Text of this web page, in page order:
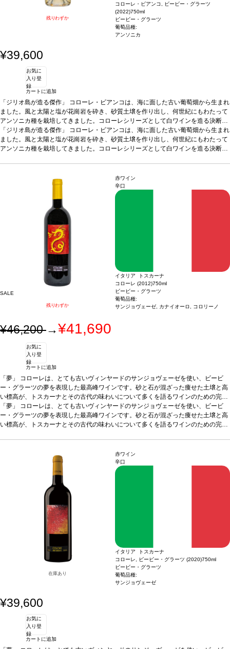
残りわずか
コローレ・ビアンコ, ビービー・グラーツ
(2022)750ml
ビービー・グラーツ
葡萄品種:
アンソニカ
¥39,600
お気に
入り登
録
カートに追加
「ジリオ島が造る傑作」
コローレ・ビアンコは、海に面した古い葡萄畑から生まれ
ました。風と太陽と塩が花崗岩を砕き、砂質土壌を作り出し、何世紀にもわたって
アンソニカ種を栽培してきました。コローレシリーズとして白ワインを造る決断
は、「コローレ（＝色）」という名前にふさわしい、ユニークで高品質なアンソニ
カ種が手に入れられると確信できたからです。テイスティングノートジリオ島を
真に表現する一本。100周年を迎えたピエトラボーナの畑から、今年は非常に深み
ージは、驚くほどのストラクチャーを持ち、塩味とフレッシュさが組み合わさって
いることから、別次元へと高められた白を表現しています。byビービー・グラーツ
100% アンソニカ
*本ヴィンテージが在庫切れの場合、在庫があり価格が
同様の場合は自動的に次のヴィンテージに変更されます、ご了承ください。
「ジリオ島が造る傑作」
コローレ・ビアンコは、海に面した古い葡萄畑から生まれ
ました。風と太陽と塩が花崗岩を砕き、砂質土壌を作り出し、何世紀にもわたって
アンソニカ種を栽培してきました。コローレシリーズとして白ワインを造る決断
真に表現する一本。100周年を迎えたピエトラボーナの畑から、今年は非常に深み
のある複雑なアンソニカ種が生み出されました。桃、タイム、花が勢いよく充満す
るノーズを示し、砂糖漬けレモンピールのニュアンスが続きます。2022年ヴィンテ
ージは、驚くほどのストラクチャーを持ち、塩味とフレッシュさが組み合わさって
いることから、別次元へと高められた白を表現しています。byビービー・グラーツ
100% アンソニカ
同様の場合は自動的に次のヴィンテージに変更されます、ご了承ください。
SALE
残りわずか
赤ワイン
辛口
イタリア トスカーナ
コローレ (2012)750ml
ビービー・グラーツ
葡萄品種:
サンジョヴェーゼ, カナイオーロ, コロリーノ
¥46,200→¥41,690
お気に
入り登
録
カートに追加
「夢」
コローレは、とても古いヴィンヤードのサンジョヴェーゼを使い、ビービ
ー・グラーツの夢を表現した最高峰ワインです。砂と石が混ざった痩せた土壌と高
い標高が、トスカーナとその古代の味わいについて多くを語るワインのための完璧
なテロワールを作り出しています。全生産量のうち、最良の数樽のみがコローレと
なるのです。テイスティングノートこのヴィンテージのサンジョヴェーゼは、フ
レッシュで軽やか、素晴らしいエレガンスを表現し、しっかりとしたボディとスト
く。2012年はその型破りさで記憶に残るヴィンテージとなったが、素晴らしい結果
で私を驚かせた。byビービー・グラーツ
葡萄品種
カナイオーロ、33％ コロリーノ
EUリーフ
合、在庫があり価格が同様の場合は自動的に次のヴィンテージに変更されます、ご
「夢」
コローレは、とても古いヴィンヤードのサンジョヴェーゼを使い、ビービ
ー・グラーツの夢を表現した最高峰ワインです。砂と石が混ざった痩せた土壌と高
い標高が、トスカーナとその古代の味わいについて多くを語るワインのための完璧
レッシュで軽やか、素晴らしいエレガンスを表現し、しっかりとしたボディとスト
ラクチャーを持つ。滑らかで優美なタンニンに、バランスの取れた、たっぷりとし
た酸味を感じる。豊かなブーケを示し、熟した赤果実に、タバコと濃い果実味が続
く。2012年はその型破りさで記憶に残るヴィンテージとなったが、素晴らしい結果
で私を驚かせた。byビービー・グラーツ
カナイオーロ、33％ コロリーノ
合、在庫があり価格が同様の場合は自動的に次のヴィンテージに変更されます、ご
在庫あり
赤ワイン
辛口
イタリア トスカーナ
コローレ, ビービー・グラーツ (2020)750ml
ビービー・グラーツ
葡萄品種:
サンジョヴェーゼ
¥39,600
お気に
入り登
録
カートに追加